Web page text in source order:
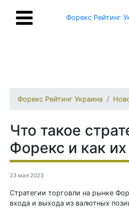
Форекс Рейтинг
Форекс Рейтинг Украина
Что такое
Форекс и как
23 мая 2023
Стратегии торговли на рынке
входа и выхода из валютных